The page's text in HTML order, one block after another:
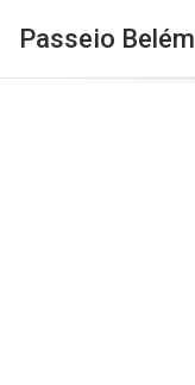
Passeio Belém